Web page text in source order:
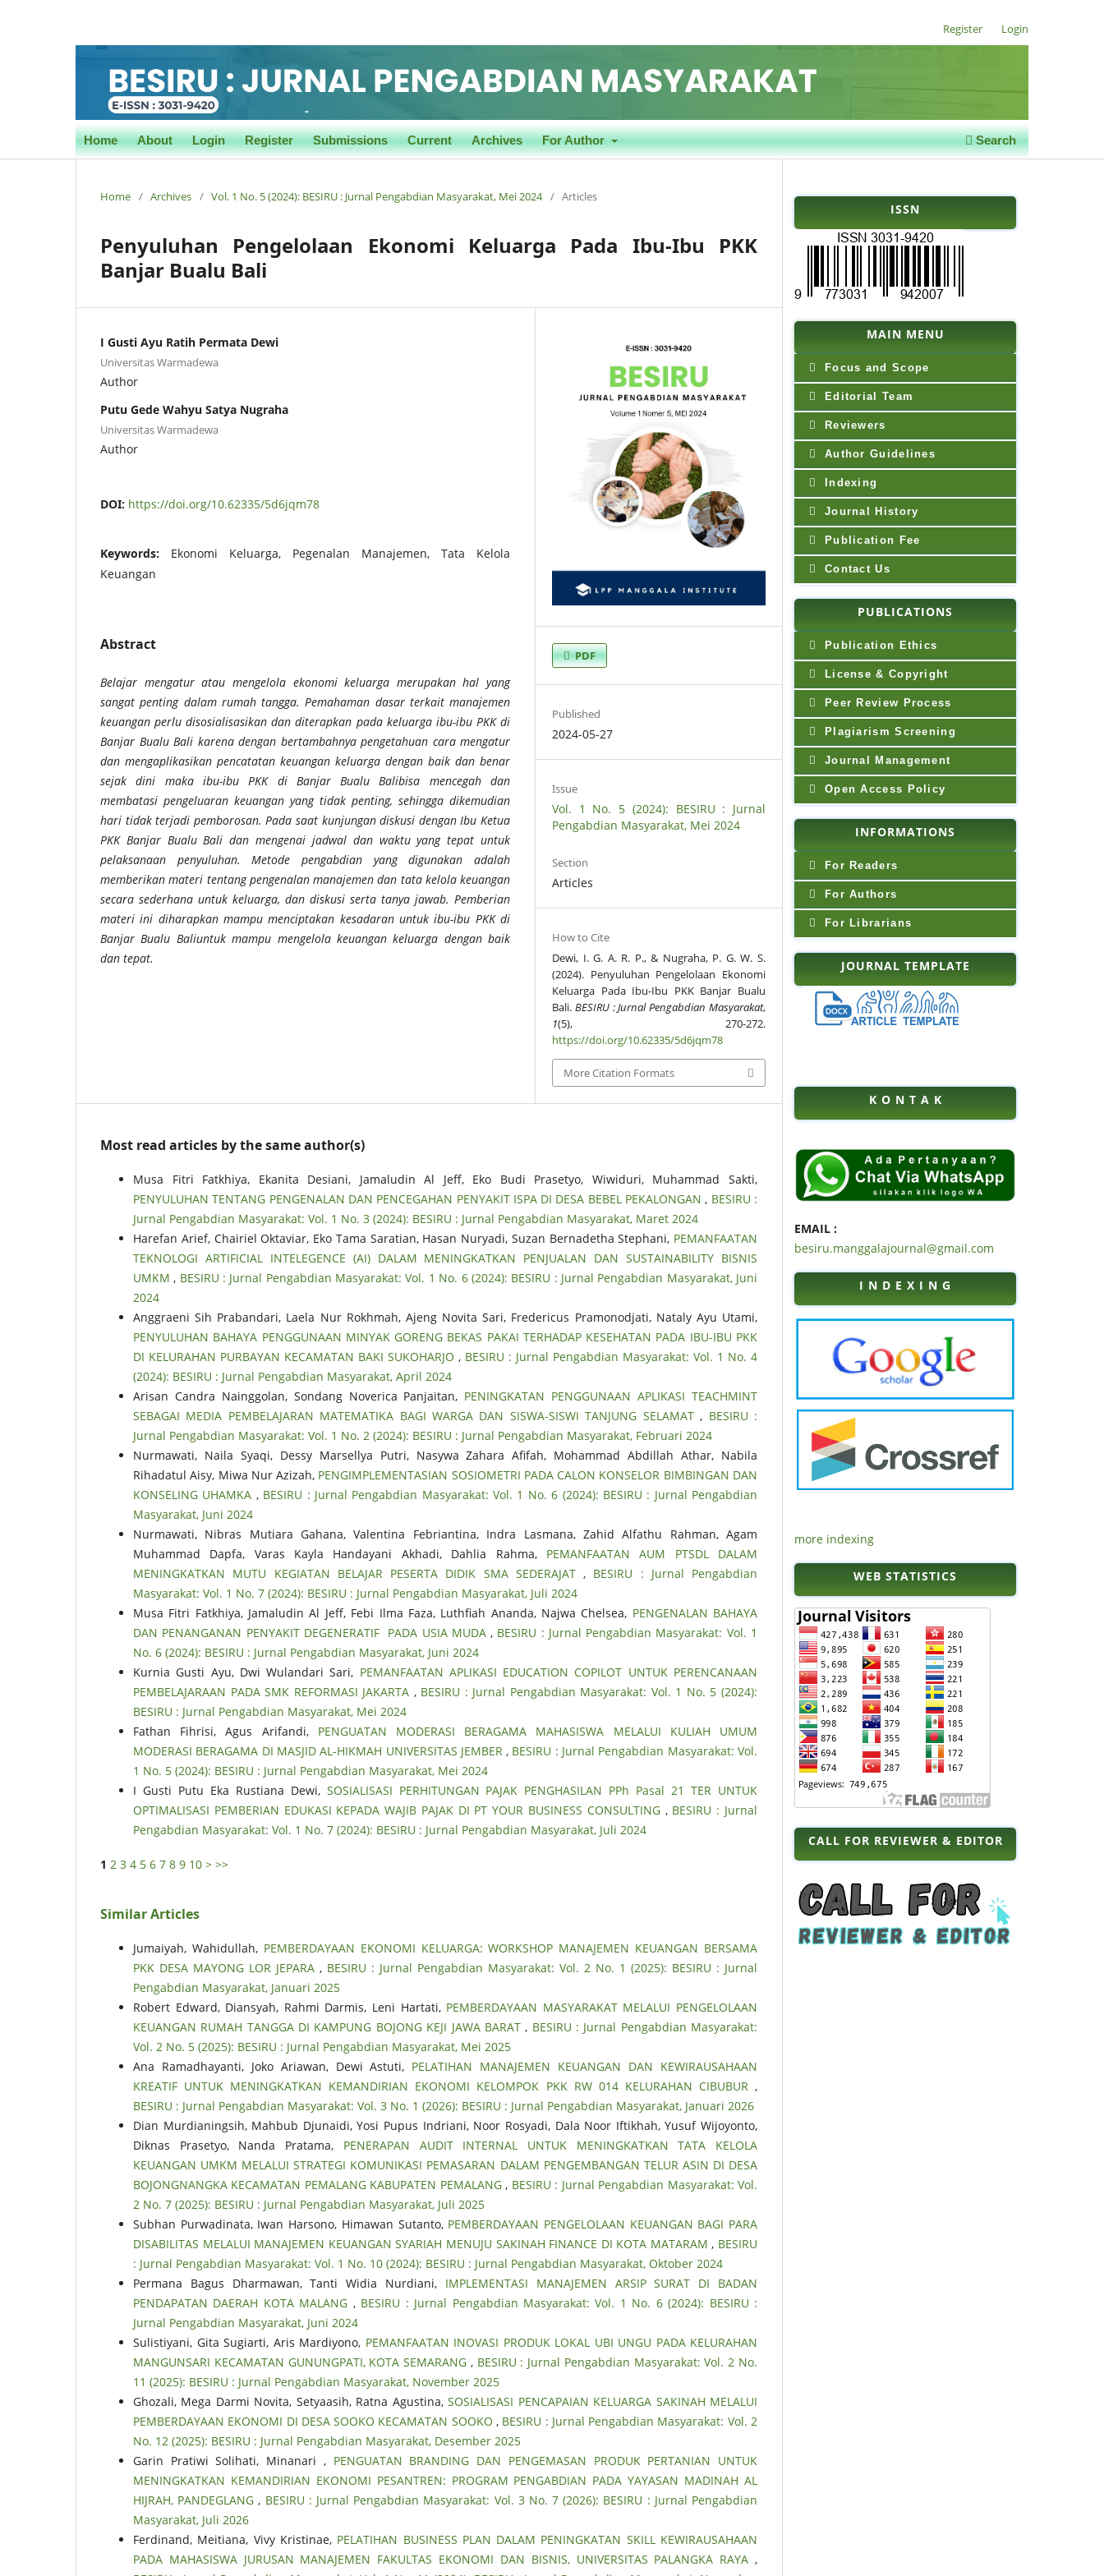
Home About Login Register Submissions Current Archives For Author Search
Register Login
Home / Archives / Vol. 1 No. 5 (2024): BESIRU : Jurnal Pengabdian Masyarakat, Mei 2024 / Articles
Penyuluhan Pengelolaan Ekonomi Keluarga Pada Ibu-Ibu PKK
Banjar Bualu Bali
I Gusti Ayu Ratih Permata Dewi
Universitas Warmadewa
Author
Putu Gede Wahyu Satya Nugraha
Universitas Warmadewa
Author
DOI: https://doi.org/10.62335/5d6jqm78
Keywords: Ekonomi Keluarga, Pegenalan Manajemen, Tata Kelola
Keuangan
Abstract
Belajar mengatur atau mengelola ekonomi keluarga merupakan hal yang
sangat penting dalam rumah tangga. Pemahaman dasar terkait manajemen
keuangan perlu disosialisasikan dan diterapkan pada keluarga ibu-ibu PKK di
Banjar Bualu Bali karena dengan bertambahnya pengetahuan cara mengatur
dan mengaplikasikan pencatatan keuangan keluarga dengan baik dan benar
sejak dini maka ibu-ibu PKK di Banjar Bualu Balibisa mencegah dan
membatasi pengeluaran keuangan yang tidak penting, sehingga dikemudian
hari tidak terjadi pemborosan. Pada saat kunjungan diskusi dengan Ibu Ketua
PKK Banjar Bualu Bali dan mengenai jadwal dan waktu yang tepat untuk
pelaksanaan penyuluhan. Metode pengabdian yang digunakan adalah
memberikan materi tentang pengenalan manajemen dan tata kelola keuangan
secara sederhana untuk keluarga, dan diskusi serta tanya jawab. Pemberian
materi ini diharapkan mampu menciptakan kesadaran untuk ibu-ibu PKK di
Banjar Bualu Baliuntuk mampu mengelola keuangan keluarga dengan baik
dan tepat.
PDF
Published
2024-05-27
Issue
Vol. 1 No. 5 (2024): BESIRU : Jurnal
Pengabdian Masyarakat, Mei 2024
Section
Articles
How to Cite
Dewi, I. G. A. R. P., & Nugraha, P. G. W. S.
(2024). Penyuluhan Pengelolaan Ekonomi
Keluarga Pada Ibu-Ibu PKK Banjar Bualu
Bali. BESIRU : Jurnal Pengabdian Masyarakat,
1(5), 270-272.
https://doi.org/10.62335/5d6jqm78
More Citation Formats
Most read articles by the same author(s)
Musa Fitri Fatkhiya, Ekanita Desiani, Jamaludin Al Jeff, Eko Budi Prasetyo, Wiwiduri, Muhammad Sakti,
PENYULUHAN TENTANG PENGENALAN DAN PENCEGAHAN PENYAKIT ISPA DI DESA BEBEL PEKALONGAN, BESIRU :
Jurnal Pengabdian Masyarakat: Vol. 1 No. 3 (2024): BESIRU : Jurnal Pengabdian Masyarakat, Maret 2024
Harefan Arief, Chairiel Oktaviar, Eko Tama Saratian, Hasan Nuryadi, Suzan Bernadetha Stephani, PEMANFAATAN
TEKNOLOGI ARTIFICIAL INTELEGENCE (AI) DALAM MENINGKATKAN PENJUALAN DAN SUSTAINABILITY BISNIS
UMKM, BESIRU : Jurnal Pengabdian Masyarakat: Vol. 1 No. 6 (2024): BESIRU : Jurnal Pengabdian Masyarakat, Juni
2024
Anggraeni Sih Prabandari, Laela Nur Rokhmah, Ajeng Novita Sari, Fredericus Pramonodjati, Nataly Ayu Utami,
PENYULUHAN BAHAYA PENGGUNAAN MINYAK GORENG BEKAS PAKAI TERHADAP KESEHATAN PADA IBU-IBU PKK
DI KELURAHAN PURBAYAN KECAMATAN BAKI SUKOHARJO , BESIRU : Jurnal Pengabdian Masyarakat: Vol. 1 No. 4
(2024): BESIRU : Jurnal Pengabdian Masyarakat, April 2024
Arisan Candra Nainggolan, Sondang Noverica Panjaitan, PENINGKATAN PENGGUNAAN APLIKASI TEACHMINT
SEBAGAI MEDIA PEMBELAJARAN MATEMATIKA BAGI WARGA DAN SISWA-SISWI TANJUNG SELAMAT, BESIRU :
Jurnal Pengabdian Masyarakat: Vol. 1 No. 2 (2024): BESIRU : Jurnal Pengabdian Masyarakat, Februari 2024
Nurmawati, Naila Syaqi, Dessy Marsellya Putri, Nasywa Zahara Afifah, Mohammad Abdillah Athar, Nabila
Rihadatul Aisy, Miwa Nur Azizah, PENGIMPLEMENTASIAN SOSIOMETRI PADA CALON KONSELOR BIMBINGAN DAN
KONSELING UHAMKA , BESIRU : Jurnal Pengabdian Masyarakat: Vol. 1 No. 6 (2024): BESIRU : Jurnal Pengabdian
Masyarakat, Juni 2024
Nurmawati, Nibras Mutiara Gahana, Valentina Febriantina, Indra Lasmana, Zahid Alfathu Rahman, Agam
Muhammad Dapfa, Varas Kayla Handayani Akhadi, Dahlia Rahma, PEMANFAATAN AUM PTSDL DALAM
MENINGKATKAN MUTU KEGIATAN BELAJAR PESERTA DIDIK SMA SEDERAJAT , BESIRU : Jurnal Pengabdian
Masyarakat: Vol. 1 No. 7 (2024): BESIRU : Jurnal Pengabdian Masyarakat, Juli 2024
Musa Fitri Fatkhiya, Jamaludin Al Jeff, Febi Ilma Faza, Luthfiah Ananda, Najwa Chelsea, PENGENALAN BAHAYA
DAN PENANGANAN PENYAKIT DEGENERATIF PADA USIA MUDA, BESIRU : Jurnal Pengabdian Masyarakat: Vol. 1
No. 6 (2024): BESIRU : Jurnal Pengabdian Masyarakat, Juni 2024
Kurnia Gusti Ayu, Dwi Wulandari Sari, PEMANFAATAN APLIKASI EDUCATION COPILOT UNTUK PERENCANAAN
PEMBELAJARAAN PADA SMK REFORMASI JAKARTA , BESIRU : Jurnal Pengabdian Masyarakat: Vol. 1 No. 5 (2024):
BESIRU : Jurnal Pengabdian Masyarakat, Mei 2024
Fathan Fihrisi, Agus Arifandi, PENGUATAN MODERASI BERAGAMA MAHASISWA MELALUI KULIAH UMUM
MODERASI BERAGAMA DI MASJID AL-HIKMAH UNIVERSITAS JEMBER, BESIRU : Jurnal Pengabdian Masyarakat: Vol.
1 No. 5 (2024): BESIRU : Jurnal Pengabdian Masyarakat, Mei 2024
I Gusti Putu Eka Rustiana Dewi, SOSIALISASI PERHITUNGAN PAJAK PENGHASILAN PPh Pasal 21 TER UNTUK
OPTIMALISASI PEMBERIAN EDUKASI KEPADA WAJIB PAJAK DI PT YOUR BUSINESS CONSULTING , BESIRU : Jurnal
Pengabdian Masyarakat: Vol. 1 No. 7 (2024): BESIRU : Jurnal Pengabdian Masyarakat, Juli 2024
1 2 3 4 5 6 7 8 9 10 > >>
Similar Articles
Jumaiyah, Wahidullah, PEMBERDAYAAN EKONOMI KELUARGA: WORKSHOP MANAJEMEN KEUANGAN BERSAMA
PKK DESA MAYONG LOR JEPARA , BESIRU : Jurnal Pengabdian Masyarakat: Vol. 2 No. 1 (2025): BESIRU : Jurnal
Pengabdian Masyarakat, Januari 2025
Robert Edward, Diansyah, Rahmi Darmis, Leni Hartati, PEMBERDAYAAN MASYARAKAT MELALUI PENGELOLAAN
KEUANGAN RUMAH TANGGA DI KAMPUNG BOJONG KEJI JAWA BARAT, BESIRU : Jurnal Pengabdian Masyarakat:
Vol. 2 No. 5 (2025): BESIRU : Jurnal Pengabdian Masyarakat, Mei 2025
Ana Ramadhayanti, Joko Ariawan, Dewi Astuti, PELATIHAN MANAJEMEN KEUANGAN DAN KEWIRAUSAHAAN
KREATIF UNTUK MENINGKATKAN KEMANDIRIAN EKONOMI KELOMPOK PKK RW 014 KELURAHAN CIBUBUR ,
BESIRU : Jurnal Pengabdian Masyarakat: Vol. 3 No. 1 (2026): BESIRU : Jurnal Pengabdian Masyarakat, Januari 2026
Dian Murdianingsih, Mahbub Djunaidi, Yosi Pupus Indriani, Noor Rosyadi, Dala Noor Iftikhah, Yusuf Wijoyonto,
Diknas Prasetyo, Nanda Pratama, PENERAPAN AUDIT INTERNAL UNTUK MENINGKATKAN TATA KELOLA
KEUANGAN UMKM MELALUI STRATEGI KOMUNIKASI PEMASARAN DALAM PENGEMBANGAN TELUR ASIN DI DESA
BOJONGNANGKA KECAMATAN PEMALANG KABUPATEN PEMALANG, BESIRU : Jurnal Pengabdian Masyarakat: Vol.
2 No. 7 (2025): BESIRU : Jurnal Pengabdian Masyarakat, Juli 2025
Subhan Purwadinata, Iwan Harsono, Himawan Sutanto, PEMBERDAYAAN PENGELOLAAN KEUANGAN BAGI PARA
DISABILITAS MELALUI MANAJEMEN KEUANGAN SYARIAH MENUJU SAKINAH FINANCE DI KOTA MATARAM, BESIRU
: Jurnal Pengabdian Masyarakat: Vol. 1 No. 10 (2024): BESIRU : Jurnal Pengabdian Masyarakat, Oktober 2024
Permana Bagus Dharmawan, Tanti Widia Nurdiani, IMPLEMENTASI MANAJEMEN ARSIP SURAT DI BADAN
PENDAPATAN DAERAH KOTA MALANG , BESIRU : Jurnal Pengabdian Masyarakat: Vol. 1 No. 6 (2024): BESIRU :
Jurnal Pengabdian Masyarakat, Juni 2024
Sulistiyani, Gita Sugiarti, Aris Mardiyono, PEMANFAATAN INOVASI PRODUK LOKAL UBI UNGU PADA KELURAHAN
MANGUNSARI KECAMATAN GUNUNGPATI, KOTA SEMARANG , BESIRU : Jurnal Pengabdian Masyarakat: Vol. 2 No.
11 (2025): BESIRU : Jurnal Pengabdian Masyarakat, November 2025
Ghozali, Mega Darmi Novita, Setyaasih, Ratna Agustina,SOSIALISASI PENCAPAIAN KELUARGA SAKINAH MELALUI
PEMBERDAYAAN EKONOMI DI DESA SOOKO KECAMATAN SOOKO , BESIRU : Jurnal Pengabdian Masyarakat: Vol. 2
No. 12 (2025): BESIRU : Jurnal Pengabdian Masyarakat, Desember 2025
Garin Pratiwi Solihati, Minanari , PENGUATAN BRANDING DAN PENGEMASAN PRODUK PERTANIAN UNTUK
MENINGKATKAN KEMANDIRIAN EKONOMI PESANTREN: PROGRAM PENGABDIAN PADA YAYASAN MADINAH AL
HIJRAH, PANDEGLANG, BESIRU : Jurnal Pengabdian Masyarakat: Vol. 3 No. 7 (2026): BESIRU : Jurnal Pengabdian
Masyarakat, Juli 2026
Ferdinand, Meitiana, Vivy Kristinae, PELATIHAN BUSINESS PLAN DALAM PENINGKATAN SKILL KEWIRAUSAHAAN
PADA MAHASISWA JURUSAN MANAJEMEN FAKULTAS EKONOMI DAN BISNIS, UNIVERSITAS PALANGKA RAYA ,
ISSN
MAIN MENU
Focus and Scope
Editorial Team
Reviewers
Author Guidelines
Indexing
Journal History
Publication Fee
Contact Us
PUBLICATIONS
Publication Ethics
License & Copyright
Peer Review Process
Plagiarism Screening
Journal Management
Open Access Policy
INFORMATIONS
For Readers
For Authors
For Librarians
JOURNAL TEMPLATE
K O N T A K
EMAIL :
besiru.manggalajournal@gmail.com
I N D E X I N G
more indexing
WEB STATISTICS
CALL FOR REVIEWER & EDITOR